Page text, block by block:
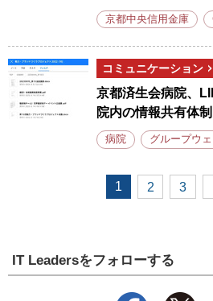
京都中央信用金庫
コミュニケーション
京都済生会病院、
院内の情報共有体
病院 グループウ
1 2 3
IT Leadersをフォローする